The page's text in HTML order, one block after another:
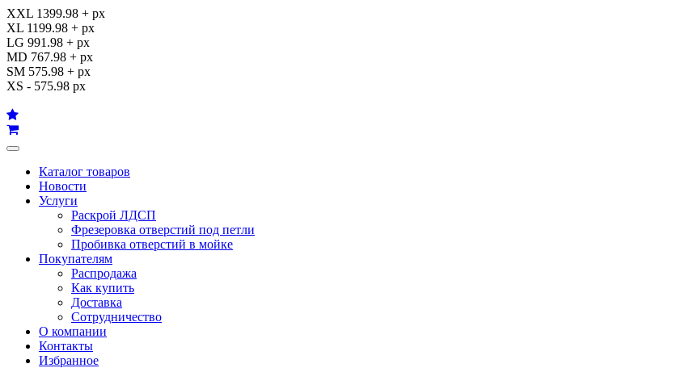
XXL 1399.98 + px
XL 1199.98 + px
LG 991.98 + px
MD 767.98 + px
SM 575.98 + px
XS - 575.98 px
Каталог товаров
Новости
Услуги
Раскрой ЛДСП
Фрезеровка отверстий под петли
Пробивка отверстий в мойке
Покупателям
Распродажа
Как купить
Доставка
Сотрудничество
О компании
Контакты
Избранное